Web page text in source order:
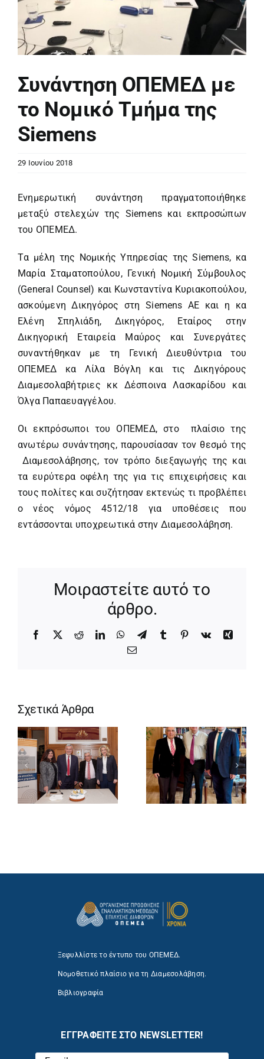
Συνάντηση ΟΠΕΜΕΔ με
το Νομικό Τμήμα της
Siemens
29 Ιουνίου 2018
Ενημερωτική συνάντηση πραγματοποιήθηκε
μεταξύ στελεχών της Siemens και εκπροσώπων
του ΟΠΕΜΕΔ.
Tα μέλη της Νομικής Υπηρεσίας της Siemens, κα
Μαρία Σταματοπούλου, Γενική Νομική Σύμβουλος
(General Counsel) και Κωνσταντίνα Κυριακοπούλου,
ασκούμενη Δικηγόρος στη Siemens AE και η κα
Ελένη Σπηλιάδη, Δικηγόρος, Εταίρος στην
Δικηγορική Εταιρεία Μαύρος και Συνεργάτες
συναντήθηκαν με τη Γενική Διευθύντρια του
ΟΠΕΜΕΔ κα Λίλα Βόγλη και τις Δικηγόρους
Διαμεσολαβήτριες κκ Δέσποινα Λασκαρίδου και
Όλγα Παπαευαγγέλου.
Οι εκπρόσωποι του ΟΠΕΜΕΔ, στο πλαίσιο της
ανωτέρω συνάντησης, παρουσίασαν τον θεσμό της
Διαμεσολάβησης, τον τρόπο διεξαγωγής της και
τα ευρύτερα οφέλη της για τις επιχειρήσεις και
τους πολίτες και συζήτησαν εκτενώς τι προβλέπει
o νέος νόμος 4512/18 για υποθέσεις που
εντάσσονται υποχρεωτικά στην Διαμεσολάβηση.
Μοιραστείτε αυτό το
άρθρο.
Facebook
X RedditLinkedInWhatsApp
TelegramTumblr Pinterest
Vk
Xing
Email
Σχετικά Άρθρα
Ξεφυλλίστε το έντυπο του ΟΠΕΜΕΔ.
Νομοθετικό πλαίσιο για τη Διαμεσολάβηση.
Βιβλιογραφία
ΕΓΓΡΑΦΕΙΤΕ ΣΤΟ NEWSLETTER!